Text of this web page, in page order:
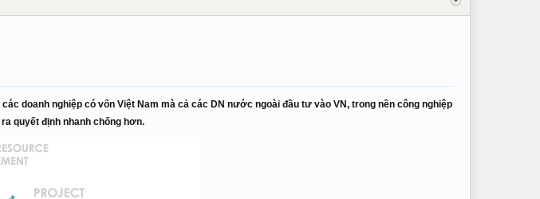
doanh nghiệp có vốn Việt Nam mà cả các DN nước ngoài đầu tư vào VN, trong nền công nghiệp
quyết định nhanh chống hơn.